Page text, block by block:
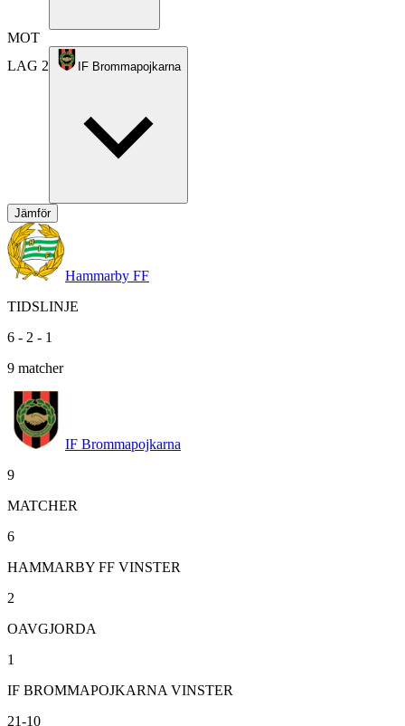
MOT
LAG 2
IF Brommapojkarna
Jämför
Hammarby FF
TIDSLINJE
6 - 2 - 1
9 matcher
IF Brommapojkarna
9
MATCHER
6
HAMMARBY FF VINSTER
2
OAVGJORDA
1
IF BROMMAPOJKARNA VINSTER
21-10